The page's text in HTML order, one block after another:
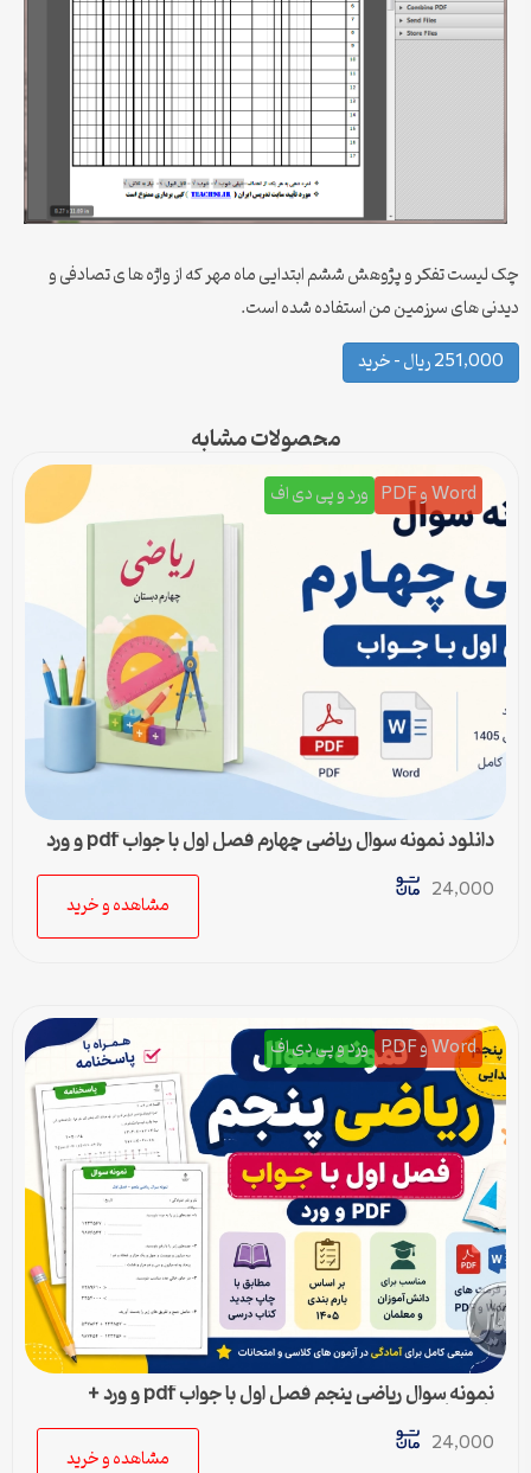
چک لیست تفکر و پژوهش ششم ابتدایی ماه مهر که از واژه ها ی تصادفی و
دیدنی های سرزمین من استفاده شده است.
251,000 ریال – خرید
محصولات مشابه
Word و PDF ورد و پی دی اف
دانلود نمونه سوال ریاضی چهارم فصل اول با جواب pdf و ورد
24,000
مشاهده و خرید
Word و PDF ورد و پی دی اف
نمونه سوال ریاضی پنجم فصل اول با جواب pdf و ورد +
پاسخنامه
24,000
مشاهده و خرید